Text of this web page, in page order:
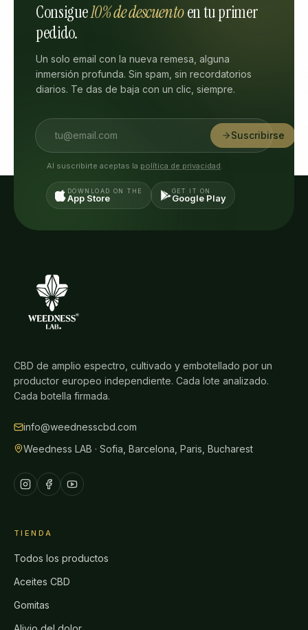
Consigue10% de descuentoen tu primer
pedido.
Un solo email con la nueva remesa, alguna
inmersión profunda. Sin spam, sin recordatorios
diarios. Te das de baja con un clic, siempre.
Suscribirse
Al suscribirte aceptas la política de privacidad.
DOWNLOAD ON THE
App Store
GET IT ON
Google Play
CBD de amplio espectro, cultivado y embotellado por un
productor europeo independiente. Cada lote analizado.
Cada botella firmada.
info@weednesscbd.com
Weedness LAB · Sofia, Barcelona, Paris, Bucharest
TIENDA
Todos los productos
Aceites CBD
Gomitas